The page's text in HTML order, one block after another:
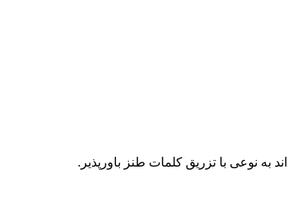
به نوعی با تزریق کلمات طنز باورپذیر.